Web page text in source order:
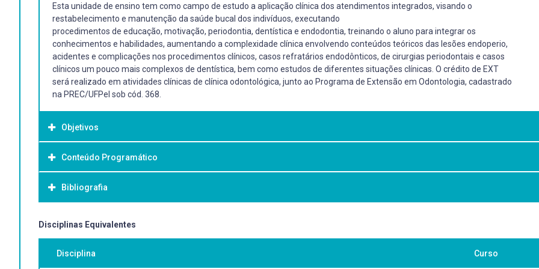
Esta unidade de ensino tem como campo de estudo a aplicação clínica dos atendimentos integrados, visando o
restabelecimento e manutenção da saúde bucal dos indivíduos, executando
procedimentos de educação, motivação, periodontia, dentística e endodontia, treinando o aluno para integrar os
conhecimentos e habilidades, aumentando a complexidade clínica envolvendo conteúdos teóricos das lesões endoperio,
acidentes e complicações nos procedimentos clínicos, casos refratários endodônticos, de cirurgias periodontais e casos
clínicos um pouco mais complexos de dentística, bem como estudos de diferentes situações clínicas. O crédito de EXT
será realizado em atividades clínicas de clínica odontológica, junto ao Programa de Extensão em Odontologia, cadastrado
na PREC/UFPel sob cód. 368.
Objetivos
Objetivo Geral:
Facilitar a aprendizagem dos procedimentos técnico-científicos necessários para restabelecer e manter a saúde do paciente.
Conhecer as intervenções periodontais mais complexas;
Objetivos específicos: Realizar procedimentos endodônticos;
Permitir ao aluno o desenvolvimento prático dos conhecimentos técnico-científico e comportamental, necessários para
Permitir a formação de um profissional clínico geral, com conhecimento técnico-científico e habilidade para restabelecer e
Conteúdo Programático
INTRODUÇÃO À UNIDADE CLÍNICA ODONTOLÓGICA II
Organograma da disciplina
Modificadores do tratamento
TRAUMATISMOS DENTÁRIOS EM DENTES PERMANENTES
Epidemiologia e etiologia na dentição permanente
Classificação dos traumatismos dentários – Diagnóstico, tratamento e proservação
Bibliografia
Bibliografia Básica:
1. LINDHE, J.; LANG, N.P. Tratado de periodontia clínica e implantologia oral. Rio de Janeiro: Guanabara Koogan, 2010 ou 2015 ou
clínica e implantologia oral. 7. Rio de Janeiro: Guanabara Koogan, 2024. 1 recurso online. ISBN 9788527740050. 2. SILVA, A.F.;
execução. Rio de Janeiro: Santos, 2016. ou 2016 1 recurso online ISBN 9788527728782. 3. ANDREASEN, J.O.; ANDREASEN, F.
Disciplinas Equivalentes
Disciplina Curso